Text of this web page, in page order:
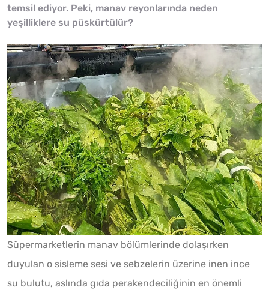
temsil ediyor. Peki, manav reyonlarında neden
yeşilliklere su püskürtülür?
Süpermarketlerin manav bölümlerinde dolaşırken
duyulan o sisleme sesi ve sebzelerin üzerine inen ince
su bulutu, aslında gıda perakendeciliğinin en önemli